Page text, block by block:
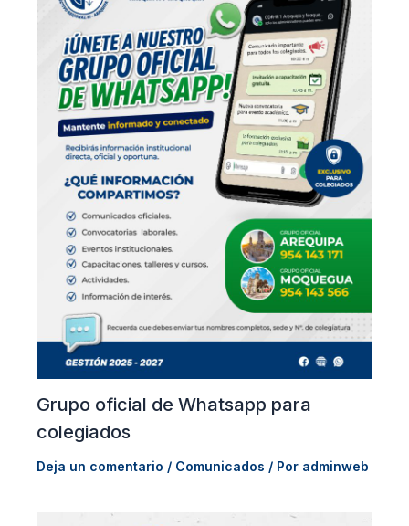
Grupo oficial de Whatsapp para
colegiados
Deja un comentario / Comunicados / Por adminweb